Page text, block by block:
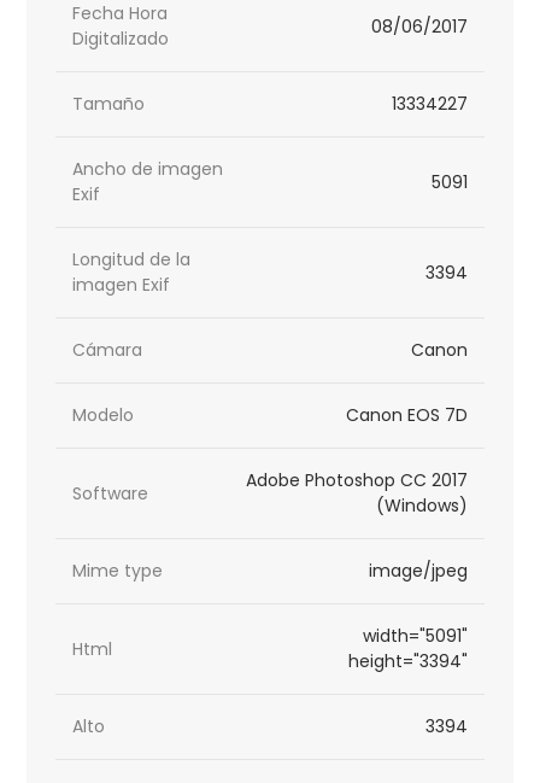
Fecha Hora
Digitalizado
08/06/2017
Tamaño 13334227
Ancho de imagen
Exif
5091
Longitud de la
imagen Exif
3394
Cámara Canon
Modelo Canon EOS 7D
Software
Adobe Photoshop CC 2017
(Windows)
Mime type image/jpeg
Html
width="5091"
height="3394"
Alto 3394